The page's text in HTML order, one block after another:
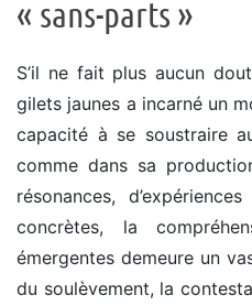
« sans-parts »
S’il ne fait plus aucun
gilets jaunes a incarné un
capacité à se soustraire
comme dans sa
résonances,
concrètes, la
émergentes demeure un
du soulèvement, la